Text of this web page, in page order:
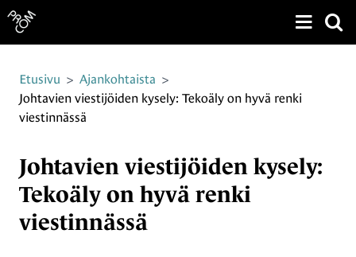
Näytä
Etusivu > Ajankohtaista >
Johtavien viestijöiden kysely: Tekoäly on hyvä renki
viestinnässä
Johtavien viestijöiden kysely:
Tekoäly on hyvä renki
viestinnässä